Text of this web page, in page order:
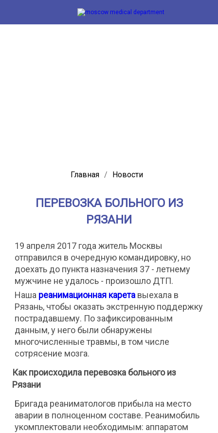
Главная / Новости
ПЕРЕВОЗКА БОЛЬНОГО ИЗ
РЯЗАНИ
19 апреля 2017 года житель Москвы
отправился в очередную командировку, но
доехать до пункта назначения 37 - летнему
мужчине не удалось - произошло ДТП.
Наша реанимационная карета выехала в
Рязань, чтобы оказать экстренную поддержку
пострадавшему. По зафиксированным
данным, у него были обнаружены
многочисленные травмы, в том числе
сотрясение мозга.
Как происходила перевозка больного из
Рязани
Бригада реаниматологов прибыла на место
аварии в полноценном составе. Реанимобиль
укомплектовали необходимым: аппаратом